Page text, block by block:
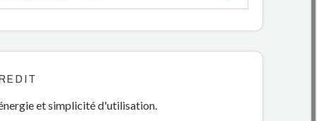
et simplicité d'utilisation.